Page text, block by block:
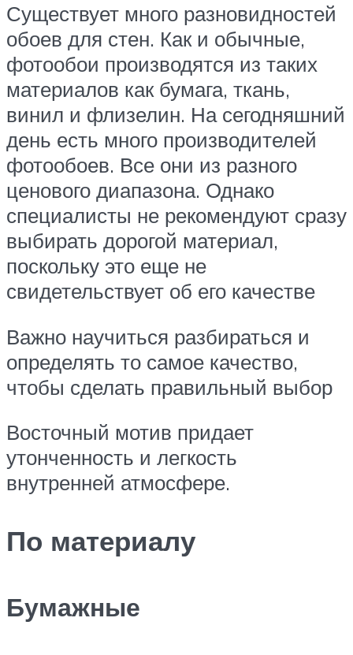
Существует много разновидностей
обоев для стен. Как и обычные,
фотообои производятся из таких
материалов как бумага, ткань,
винил и флизелин. На сегодняшний
день есть много производителей
фотообоев. Все они из разного
ценового диапазона. Однако
специалисты не рекомендуют сразу
выбирать дорогой материал,
поскольку это еще не
свидетельствует об его качестве
Важно научиться разбираться и
определять то самое качество,
чтобы сделать правильный выбор
Восточный мотив придает
утонченность и легкость
внутренней атмосфере.
По материалу
Бумажные